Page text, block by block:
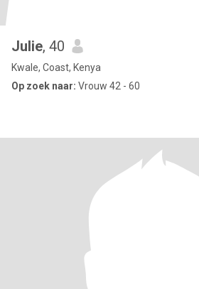
Julie, 40
Kwale, Coast, Kenya
Op zoek naar: Vrouw 42 - 60